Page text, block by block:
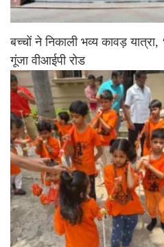
बच्चों ने निकाली भव्य कावड़
गूंजा वीआईपी रोड